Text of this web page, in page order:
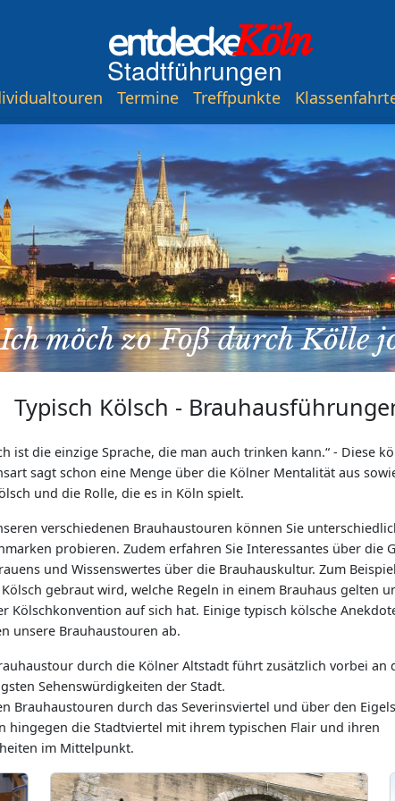
entdeckeKöln
Stadtführungen
Termine Treffpunkte
Ich möch zo Foß durch Kölle
Typisch Kölsch -
ist die einzige Sprache, die man auch trinken kann. - Diese
sagt schon eine Menge über die Kölner Mentalität aus
und die Rolle, die es in Köln spielt.
verschiedenen Brauhaustouren können Sie
probieren. Zudem erfahren Sie Interessantes über die
und Wissenswertes über die Brauhauskultur. Zum
gebraut wird, welche Regeln in einem Brauhaus gelten
Kölschkonvention auf sich hat. Einige typisch kölsche
unsere Brauhaustouren ab.
durch die Kölner Altstadt führt zusätzlich vorbei an
Sehenswürdigkeiten der Stadt.
Brauhaustouren durch das Severinsviertel und über den
hingegen die Stadtviertel mit ihrem typischen Flair und ihren
im Mittelpunkt.